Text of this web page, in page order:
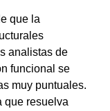
que la
analistas de
funcional se
muy puntuales.
que resuelva